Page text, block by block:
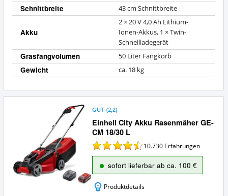
Schnittbreite 43 cm Schnittbreite
Akku
2 × 20 V 4,0 Ah Lithium-
Ionen-Akkus, 1 × Twin-
Schnellladegerät
Grasfangvolumen 50 Liter Fangkorb
Gewicht ca. 18 kg
Einhell City Akku Rasenmäher GE-
CM 18/30 L
GUT (2,2)
10.730 Erfahrungen
sofort lieferbar ab ca. 100 €
Produktdetails